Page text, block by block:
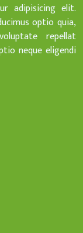
adipisicing elit.
optio quia,
repellat
neque eligendi